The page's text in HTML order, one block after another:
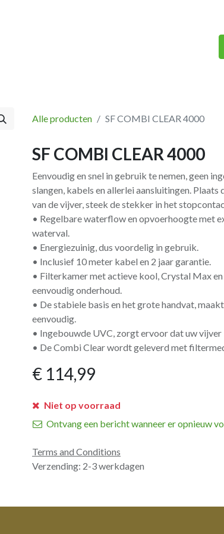
Alle producten SF COMBI CLEAR 4000
SF COMBI CLEAR 4000
Eenvoudig en snel in gebruik te nemen, geen
slangen, kabels en allerlei aansluitingen.
van de vijver, steek de stekker in het
• Regelbare waterflow en opvoerhoogte met
waterval.
• Energiezuinig, dus voordelig in gebruik.
• Inclusief 10 meter kabel en 2 jaar garantie.
• Filterkamer met actieve kool, Crystal Max
eenvoudig onderhoud.
• De stabiele basis en het grote handvat,
eenvoudig.
• Ingebouwde UVC, zorgt ervoor dat uw vijver
• De Combi Clear wordt geleverd met
€ 114,99
Niet op voorraad
Ontvang een bericht wanneer er opnieuw
Terms and Conditions
Verzending: 2-3 werkdagen